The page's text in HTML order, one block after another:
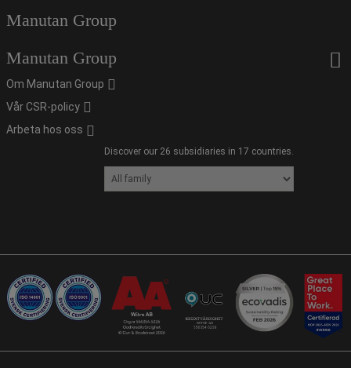
Manutan Group
Manutan Group
Om Manutan Group
Vår CSR-policy
Arbeta hos oss
Discover our 26 subsidiaries in 17 countries.